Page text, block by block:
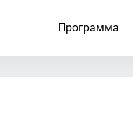
Программа